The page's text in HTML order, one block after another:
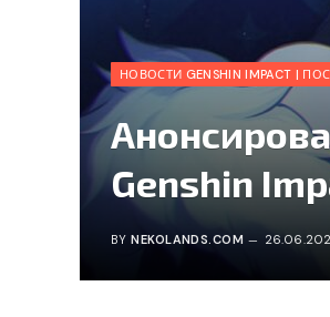
НОВОСТИ GENSHIN IMPACT |
Genshin
BY NEKOLANDS.COM